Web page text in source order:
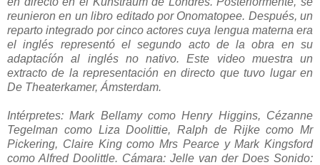
reunieron en un libro editado por Onomatopee. Después, un
reparto integrado por cinco actores cuya lengua materna era
el inglés representó el segundo acto de la obra en su
adaptacíón al inglés no nativo. Este video muestra un
extracto de la representación en directo que tuvo lugar en
De Theaterkamer, Ámsterdam.
Intérpretes: Mark Bellamy como Henry Higgins, Cézanne
Tegelman como Liza Doolittie, Ralph de Rijke como Mr
Pickering, Claire King como Mrs Pearce y Mark Kingsford
como Alfred Doolittle. Cámara: Jelle van der Does Sonido: